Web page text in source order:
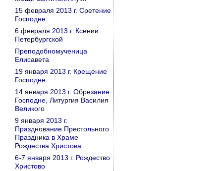
15 февраля 2013 г. Сретение
Господне
6 февраля 2013 г. Ксении
Петербургской
Преподобномученица
Елисавета
19 января 2013 г. Крещение
Господне
14 января 2013 г. Обрезание
Господне, Литургия Василия
Великого
9 января 2013 г.
Празднование Престольного
Праздника в Храме
Рождества Христова
6-7 января 2013 г. Рождество
Христово